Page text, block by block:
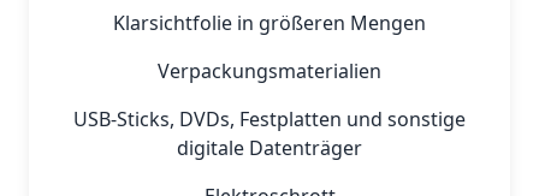
Klarsichtfolie in größeren Mengen
Verpackungsmaterialien
USB-Sticks, DVDs, Festplatten und sonstige
digitale Datenträger